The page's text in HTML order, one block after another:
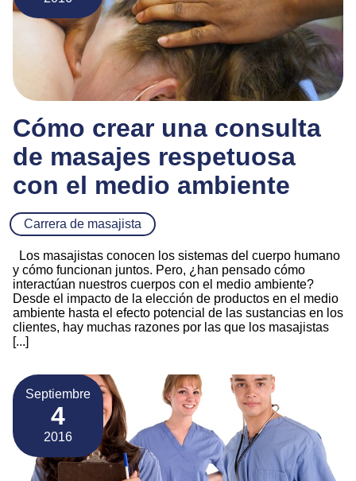
Cómo crear una consulta
de masajes respetuosa
con el medio ambiente
Carrera de masajista
Los masajistas conocen los sistemas del cuerpo humano
y cómo funcionan juntos. Pero, ¿han pensado cómo
interactúan nuestros cuerpos con el medio ambiente?
Desde el impacto de la elección de productos en el medio
ambiente hasta el efecto potencial de las sustancias en los
clientes, hay muchas razones por las que los masajistas
[...]
Septiembre
4
2016